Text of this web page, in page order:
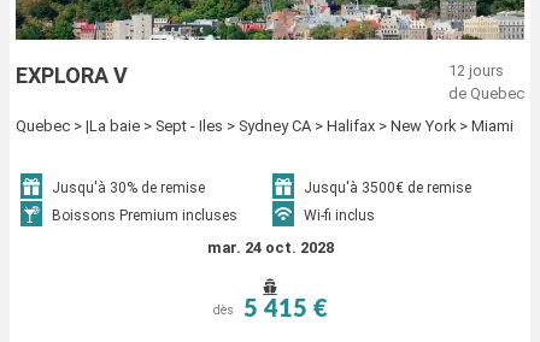
EXPLORA V
12 jours
de Quebec
Quebec > |La baie > Sept - Iles > Sydney CA > Halifax > New York > Miami
Jusqu'à 30% de remise
Jusqu'à 3500€ de remise
Boissons Premium incluses
Wi-fi inclus
mar. 24 oct. 2028
dès 5 415 €